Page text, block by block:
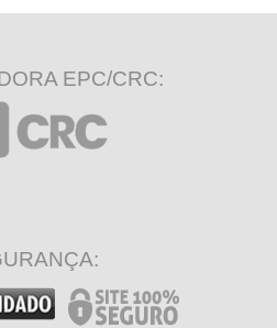
EPC/CRC: